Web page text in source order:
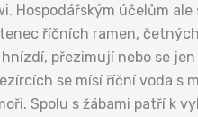
Hospodářským účelům
říčních ramen,
přezimují nebo se
se mísí říční voda s
Spolu s žábami patří k